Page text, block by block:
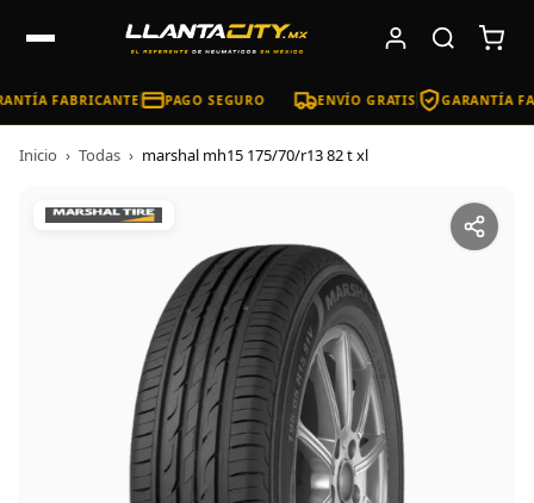
FABRICANTE PAGO SEGURO ENVÍO GRATIS GARANTÍA
Inicio › Todas › marshal mh15 175/70/r13 82 t xl